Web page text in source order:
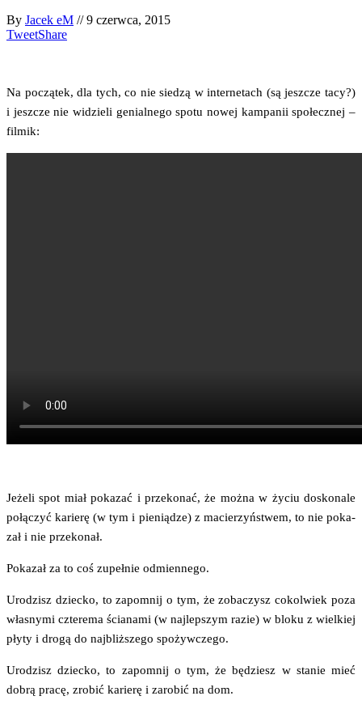
By Jacek eM //9 czerwca, 2015
TweetShare
Na począ­tek, dla tych, co nie sie­dzą w inter­ne­tach (są jesz­cze tacy?)
i jesz­cze nie widzie­li genial­ne­go spo­tu nowej kam­pa­nii spo­łecz­nej –
filmik:
Jeże­li spot miał poka­zać i prze­ko­nać, że moż­na w życiu dosko­na­le
połą­czyć karie­rę (w tym i pie­nią­dze) z macie­rzyń­stwem, to nie poka­
zał i nie przekonał.
Poka­zał za to coś zupeł­nie odmiennego.
Uro­dzisz dziec­ko, to zapo­mnij o tym, że zoba­czysz cokol­wiek poza
wła­sny­mi czte­re­ma ścia­na­mi (w naj­lep­szym razie) w blo­ku z wiel­kiej
pły­ty i dro­gą do naj­bliż­sze­go spożywczego.
Uro­dzisz dziec­ko, to zapo­mnij o tym, że będziesz w sta­nie mieć
dobrą pra­cę, zro­bić karie­rę i zaro­bić na dom.